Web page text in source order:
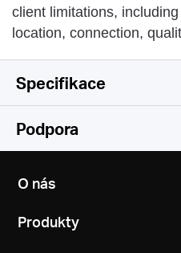
client limitations,
location, connection,
Specifikace
Wireless
IEEE 802.11n, IEEE 802.11g,
Frequency
Dynamic IP/Static IP/PPPoE/
Podpora
O nás
Produkty